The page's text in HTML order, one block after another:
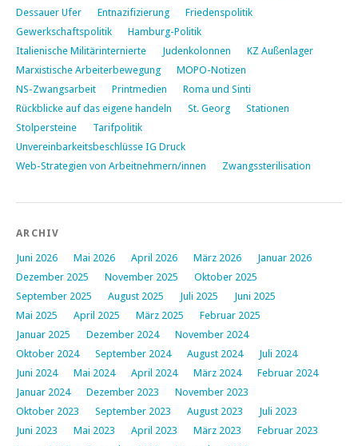
Dessauer Ufer
Entnazifizierung
Friedenspolitik
Gewerkschaftspolitik
Hamburg-Politik
Italienische Militärinternierte
Judenkolonnen
KZ Außenlager
Marxistische Arbeiterbewegung
MOPO-Notizen
NS-Zwangsarbeit
Printmedien
Roma und Sinti
Rückblicke auf das eigene handeln
St. Georg
Stationen
Stolpersteine
Tarifpolitik
Unvereinbarkeitsbeschlüsse IG Druck
Web-Strategien von Arbeitnehmern/innen
Zwangssterilisation
ARCHIV
Juni 2026 Mai 2026 April 2026 März 2026
Januar 2026
Dezember 2025
November 2025
Oktober 2025
September 2025
August 2025 Juli 2025
Juni 2025
Mai 2025
April 2025 März 2025
Februar 2025
Januar 2025
Dezember 2024
November 2024
Oktober 2024
September 2024 August 2024
Juli 2024
Juni 2024
Mai 2024 April 2024 März 2024
Februar 2024
Januar 2024
Dezember 2023
November 2023
Oktober 2023
September 2023 August 2023
Juli 2023
Juni 2023
Mai 2023 April 2023 März 2023
Februar 2023